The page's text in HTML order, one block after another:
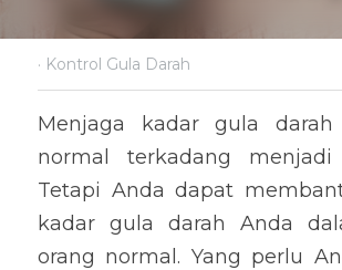
· Kontrol Gula Darah
Menjaga kadar gula darah
normal terkadang menjadi
Tetapi Anda dapat
kadar gula darah Anda
orang normal. Yang perlu